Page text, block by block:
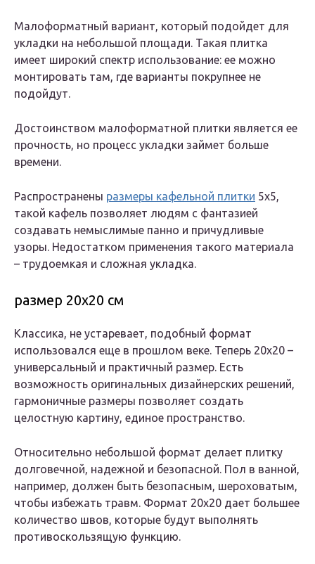
Малоформатный вариант, который подойдет для
укладки на небольшой площади. Такая плитка
имеет широкий спектр использование: ее можно
монтировать там, где варианты покрупнее не
подойдут.
Достоинством малоформатной плитки является ее
прочность, но процесс укладки займет больше
времени.
Распространены размеры кафельной плитки 5х5,
такой кафель позволяет людям с фантазией
создавать немыслимые панно и причудливые
узоры. Недостатком применения такого материала
– трудоемкая и сложная укладка.
размер 20х20 см
Классика, не устаревает, подобный формат
использовался еще в прошлом веке. Теперь 20х20 –
универсальный и практичный размер. Есть
возможность оригинальных дизайнерских решений,
гармоничные размеры позволяет создать
целостную картину, единое пространство.
Относительно небольшой формат делает плитку
долговечной, надежной и безопасной. Пол в ванной,
например, должен быть безопасным, шероховатым,
чтобы избежать травм. Формат 20х20 дает большее
количество швов, которые будут выполнять
противоскользящую функцию.